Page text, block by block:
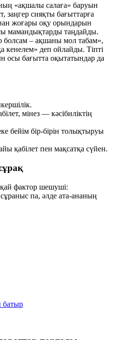
«ақшалы салаға» баруын
заңгер сияқты бағыттарға
жоғары оқу орындарын
мамандықтарды таңдайды.
болсам – ақшаны мол табам»,
кенелем» деп ойлайды. Тіпті
осы бағытта оқытатындар да
мінез — кәсібиліктің
бейім бір-бірін толықтыруы
қабілет пен мақсатқа сүйен.
фактор шешуші:
па, әлде ата-ананың